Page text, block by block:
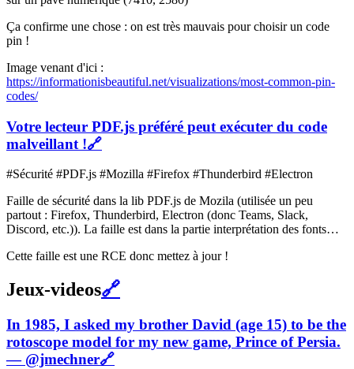
Ça confirme une chose : on est très mauvais pour choisir un code
pin !
Image venant d'ici :
https://informationisbeautiful.net/visualizations/most-common-pin-
codes/
Votre lecteur PDF.js préféré peut exécuter du code
malveillant !🔗
#Sécurité #PDF.js #Mozilla #Firefox #Thunderbird #Electron
Faille de sécurité dans la lib PDF.js de Mozila (utilisée un peu
partout : Firefox, Thunderbird, Electron (donc Teams, Slack,
Discord, etc.)). La faille est dans la partie interprétation des fonts…
Cette faille est une RCE donc mettez à jour !
Jeux-videos🔗
In 1985, I asked my brother David (age 15) to be the
rotoscope model for my new game, Prince of Persia.
— @jmechner🔗